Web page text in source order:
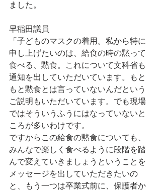
ました。
早稲田議員
「子どものマスクの着用。私から特に
申し上げたいのは、給食の時の黙って
食べる、黙食。これについて文科省も
通知を出していただいています。もと
もと黙食とは言っていないんだという
ご説明もいただいています。でも現場
ではそういうふうにはなっていないと
ころが多いわけです。
ですからこの給食の黙食についても、
みんなで楽しく食べるように段階を踏
んで変えていきましょうということを
メッセージを出していただきたいの
と、もう一つは卒業式前に、保護者か